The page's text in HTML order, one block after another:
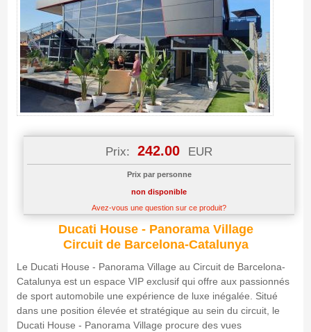
Prix: 242.00 EUR
Prix par personne
non disponible
Avez-vous une question sur ce produit?
Ducati House - Panorama Village
Circuit de Barcelona-Catalunya
Le Ducati House - Panorama Village au Circuit de Barcelona-
Catalunya est un espace VIP exclusif qui offre aux passionnés
de sport automobile une expérience de luxe inégalée. Situé
dans une position élevée et stratégique au sein du circuit, le
Ducati House - Panorama Village procure des vues